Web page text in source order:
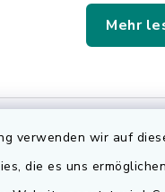
verwenden wir auf
die es uns
Mehr
Neuhaus